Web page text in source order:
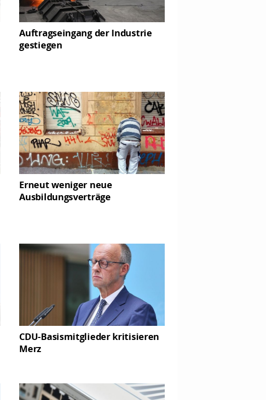
Auftragseingang der Industrie
gestiegen
Erneut weniger neue
Ausbildungsverträge
CDU-Basismitglieder kritisieren
Merz